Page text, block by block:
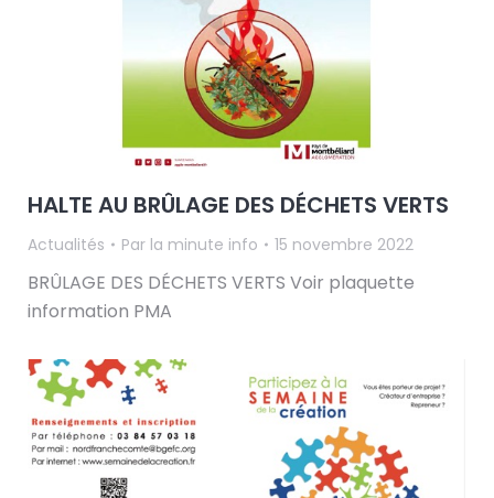
HALTE AU BRÛLAGE DES DÉCHETS VERTS
Actualités Par la minute info 15 novembre 2022
BRÛLAGE DES DÉCHETS VERTS Voir plaquette
information PMA